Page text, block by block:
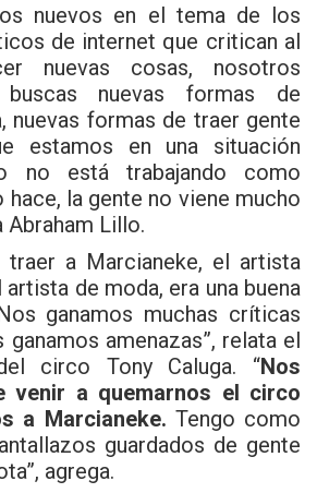
nuevos en el tema de los
de internet que critican al
nuevas cosas, nosotros
nuevas formas de
nuevas formas de traer gente
estamos en una situación
no está trabajando como
hace, la gente no viene mucho
Abraham Lillo.
traer a Marcianeke, el artista
de moda, era una buena
ganamos muchas críticas
amenazas”, relata el
circo Tony Caluga. “Nos
venir a quemarnos el circo
a Marcianeke. Tengo como
guardados de gente
agrega.